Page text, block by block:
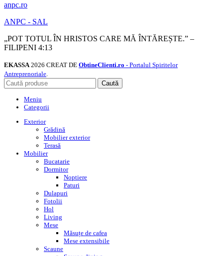
anpc.ro
ANPC - SAL
„POT TOTUL ÎN HRISTOS CARE MĂ ÎNTĂREȘTE.” –
FILIPENI 4:13
EKASSA 2026 CREAT DE ObtineClienti.ro - Portalul Spiritelor
Antreprenoriale.
Caută
Meniu
Categorii
Exterior
Grădină
Mobilier exterior
Terasă
Mobilier
Bucatarie
Dormitor
Noptiere
Paturi
Dulapuri
Fotolii
Hol
Living
Mese
Măsuțe de cafea
Mese extensibile
Scaune